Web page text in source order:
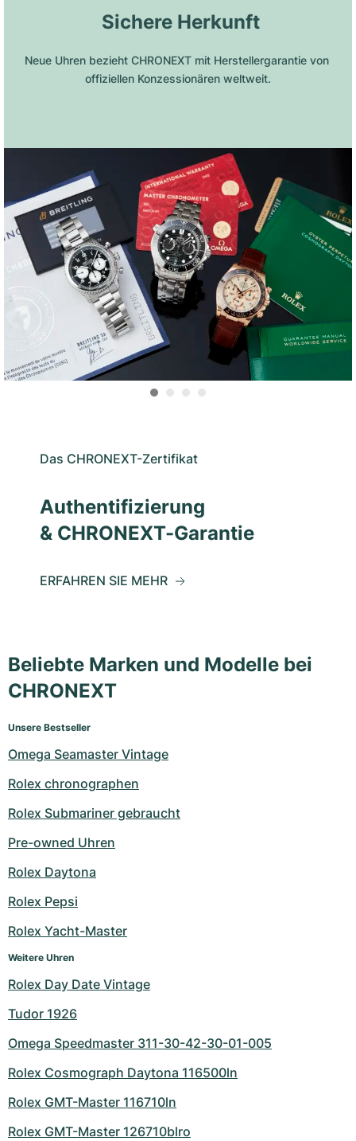
Sichere Herkunft
Neue Uhren bezieht CHRONEXT mit Herstellergarantie von
offiziellen Konzessionären weltweit.
Das CHRONEXT-Zertifikat
Authentifizierung
& CHRONEXT-Garantie
ERFAHREN SIE MEHR
Beliebte Marken und Modelle bei
CHRONEXT
Unsere Bestseller
Omega Seamaster Vintage
Rolex chronographen
Rolex Submariner gebraucht
Pre-owned Uhren
Rolex Daytona
Rolex Pepsi
Rolex Yacht-Master
Weitere Uhren
Rolex Day Date Vintage
Tudor 1926
Omega Speedmaster 311-30-42-30-01-005
Rolex Cosmograph Daytona 116500ln
Rolex GMT-Master 116710ln
Rolex GMT-Master 126710blro